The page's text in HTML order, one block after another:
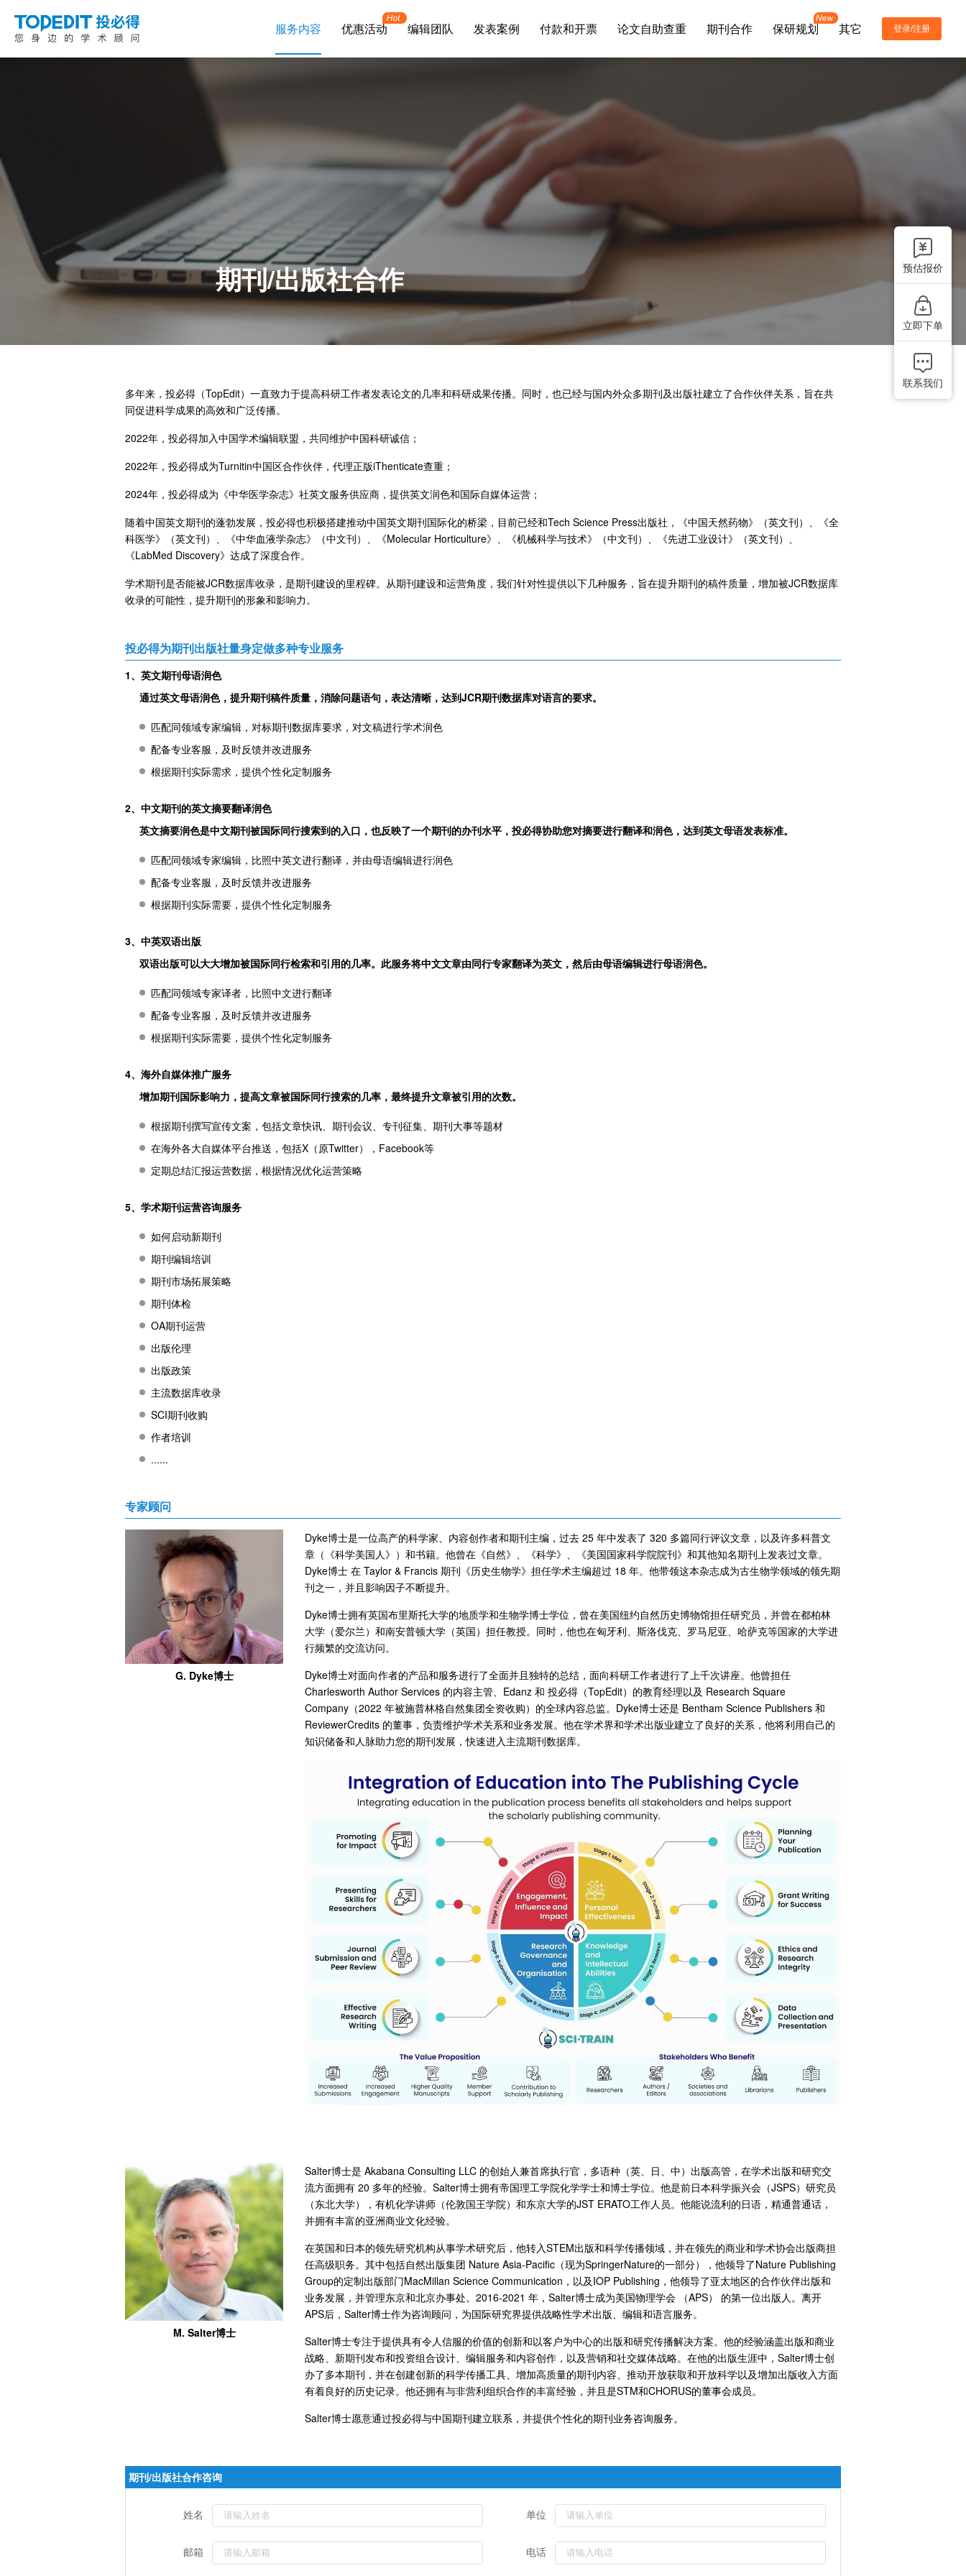
服务内容 优惠活动 编辑团队 发表案例 付款和开票 论文自助查重 期刊合作 保研规划 其它 登录/注册
期刊/出版社合作
多年来，投必得（TopEdit）一直致力于提高科研工作者发表论文的几率和科研成果传播。同时，也已经与国内外众多期刊及出版社建立了合作伙伴关系，旨在共
同促进科学成果的高效和广泛传播。
2022年，投必得加入中国学术编辑联盟，共同维护中国科研诚信；
2022年，投必得成为Turnitin中国区合作伙伴，代理正版iThenticate查重；
2024年，投必得成为《中华医学杂志》社英文服务供应商，提供英文润色和国际自媒体运营；
随着中国英文期刊的蓬勃发展，投必得也积极搭建推动中国英文期刊国际化的桥梁，目前已经和Tech Science Press出版社，《中国天然药物》（英文刊）、《全
科医学》（英文刊）、《中华血液学杂志》（中文刊）、《Molecular Horticulture》、《机械科学与技术》（中文刊）、《先进工业设计》（英文刊）、
《LabMed Discovery》达成了深度合作。
学术期刊是否能被JCR数据库收录，是期刊建设的里程碑。从期刊建设和运营角度，我们针对性提供以下几种服务，旨在提升期刊的稿件质量，增加被JCR数据库
收录的可能性，提升期刊的形象和影响力。
投必得为期刊出版社量身定做多种专业服务
1、英文期刊母语润色
通过英文母语润色，提升期刊稿件质量，消除问题语句，表达清晰，达到JCR期刊数据库对语言的要求。
匹配同领域专家编辑，对标期刊数据库要求，对文稿进行学术润色
配备专业客服，及时反馈并改进服务
根据期刊实际需求，提供个性化定制服务
2、中文期刊的英文摘要翻译润色
英文摘要润色是中文期刊被国际同行搜索到的入口，也反映了一个期刊的办刊水平，投必得协助您对摘要进行翻译和润色，达到英文母语发表标准。
匹配同领域专家编辑，比照中英文进行翻译，并由母语编辑进行润色
配备专业客服，及时反馈并改进服务
根据期刊实际需要，提供个性化定制服务
3、中英双语出版
双语出版可以大大增加被国际同行检索和引用的几率。此服务将中文文章由同行专家翻译为英文，然后由母语编辑进行母语润色。
匹配同领域专家译者，比照中文进行翻译
配备专业客服，及时反馈并改进服务
根据期刊实际需要，提供个性化定制服务
4、海外自媒体推广服务
增加期刊国际影响力，提高文章被国际同行搜索的几率，最终提升文章被引用的次数。
根据期刊撰写宣传文案，包括文章快讯、期刊会议、专刊征集、期刊大事等题材
在海外各大自媒体平台推送，包括X（原Twitter），Facebook等
定期总结汇报运营数据，根据情况优化运营策略
5、学术期刊运营咨询服务
如何启动新期刊
期刊编辑培训
期刊市场拓展策略
期刊体检
OA期刊运营
出版伦理
出版政策
主流数据库收录
SCI期刊收购
作者培训
......
专家顾问
G. Dyke博士
Dyke博士是一位高产的科学家、内容创作者和期刊主编，过去 25 年中发表了 320 多篇同行评议文章，以及许多科普文
章（《科学美国人》）和书籍。他曾在《自然》、《科学》、《美国国家科学院院刊》和其他知名期刊上发表过文章。
Dyke博士 在 Taylor & Francis 期刊《历史生物学》担任学术主编超过 18 年。他带领这本杂志成为古生物学领域的领先期
刊之一，并且影响因子不断提升。
Dyke博士拥有英国布里斯托大学的地质学和生物学博士学位，曾在美国纽约自然历史博物馆担任研究员，并曾在都柏林
大学（爱尔兰）和南安普顿大学（英国）担任教授。同时，他也在匈牙利、斯洛伐克、罗马尼亚、哈萨克等国家的大学进
行频繁的交流访问。
Dyke博士对面向作者的产品和服务进行了全面并且独特的总结，面向科研工作者进行了上千次讲座。他曾担任
Charlesworth Author Services 的内容主管、Edanz 和 投必得（TopEdit）的教育经理以及 Research Square
Company（2022 年被施普林格自然集团全资收购）的全球内容总监。Dyke博士还是 Bentham Science Publishers 和
ReviewerCredits 的董事，负责维护学术关系和业务发展。他在学术界和学术出版业建立了良好的关系，他将利用自己的
知识储备和人脉助力您的期刊发展，快速进入主流期刊数据库。
M. Salter博士
Salter博士是 Akabana Consulting LLC 的创始人兼首席执行官，多语种（英、日、中）出版高管，在学术出版和研究交
流方面拥有 20 多年的经验。Salter博士拥有帝国理工学院化学学士和博士学位。他是前日本科学振兴会（JSPS）研究员
（东北大学），有机化学讲师（伦敦国王学院）和东京大学的JST ERATO工作人员。他能说流利的日语，精通普通话，
并拥有丰富的亚洲商业文化经验。
在英国和日本的领先研究机构从事学术研究后，他转入STEM出版和科学传播领域，并在领先的商业和学术协会出版商担
任高级职务。其中包括自然出版集团 Nature Asia-Pacific（现为SpringerNature的一部分），他领导了Nature Publishing
Group的定制出版部门MacMillan Science Communication，以及IOP Publishing，他领导了亚太地区的合作伙伴出版和
业务发展，并管理东京和北京办事处。2016-2021 年，Salter博士成为美国物理学会 （APS） 的第一位出版人。离开
APS后，Salter博士作为咨询顾问，为国际研究界提供战略性学术出版、编辑和语言服务。
Salter博士专注于提供具有令人信服的价值的创新和以客户为中心的出版和研究传播解决方案。他的经验涵盖出版和商业
战略、新期刊发布和投资组合设计、编辑服务和内容创作，以及营销和社交媒体战略。在他的出版生涯中，Salter博士创
办了多本期刊，并在创建创新的科学传播工具、增加高质量的期刊内容、推动开放获取和开放科学以及增加出版收入方面
有着良好的历史记录。他还拥有与非营利组织合作的丰富经验，并且是STM和CHORUS的董事会成员。
Salter博士愿意通过投必得与中国期刊建立联系，并提供个性化的期刊业务咨询服务。
期刊/出版社合作咨询
姓名 单位
邮箱 电话
预估报价
立即下单
联系我们
公司邮箱
info@topeditsci.com